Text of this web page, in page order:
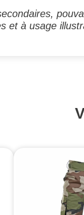
et à usage